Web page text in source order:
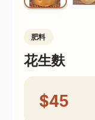
肥料
花生麩
$45